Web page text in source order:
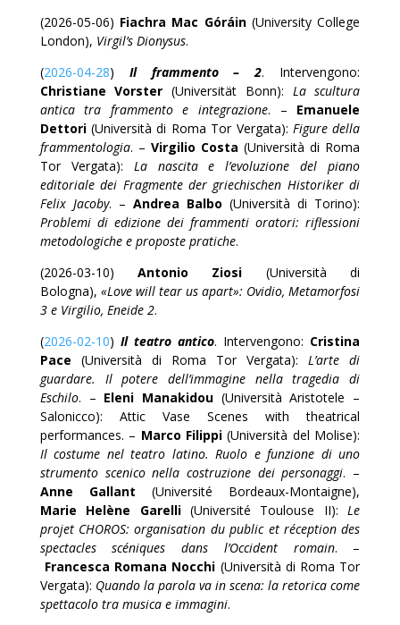
(2026-05-06) Fiachra Mac Góráin(University College
London), Virgil’s Dionysus.
(2026-04-28) Il frammento – 2. Intervengono:
Christiane Vorster (Universität Bonn): La scultura
antica tra frammento e integrazione. – Emanuele
Dettori(Università di Roma Tor Vergata): Figure della
frammentologia. – Virgilio Costa (Università di Roma
Tor Vergata): La nascita e l’evoluzione del piano
editoriale dei Fragmente der griechischen Historiker di
Felix Jacoby. – Andrea Balbo (Università di Torino):
Problemi di edizione dei frammenti oratori: riflessioni
metodologiche e proposte pratiche.
(2026-03-10) Antonio Ziosi (Università di
Bologna), «Love will tear us apart»: Ovidio, Metamorfosi
3 e Virgilio, Eneide 2.
(2026-02-10) Il teatro antico. Intervengono: Cristina
Pace (Università di Roma Tor Vergata): L’arte di
guardare. Il potere dell’immagine nella tragedia di
Eschilo. – Eleni Manakidou (Università Aristotele –
Salonicco): Attic Vase Scenes with theatrical
performances. – Marco Filippi (Università del Molise):
Il costume nel teatro latino. Ruolo e funzione di uno
strumento scenico nella costruzione dei personaggi. –
Anne Gallant (Université Bordeaux-Montaigne),
Marie Helène Garelli(Université Toulouse II): Le
projet CHOROS: organisation du public et réception des
spectacles scéniques dans l’Occident romain. –
Francesca Romana Nocchi (Università di Roma Tor
Vergata): Quando la parola va in scena: la retorica come
spettacolo tra musica e immagini.